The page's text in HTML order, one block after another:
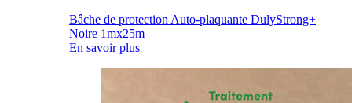
Bâche de protection Auto-plaquante DulyStrong+
Noire 1mx25m
En savoir plus